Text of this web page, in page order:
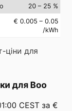
20 – 25 %
€ 0.005 – 0.05
/kWh
ціни для
для Boo
CEST за €